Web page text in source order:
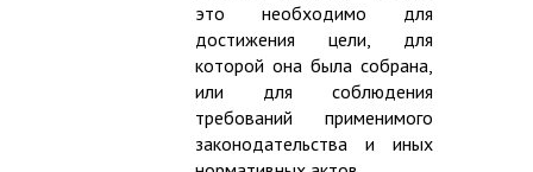
это необходимо для
достижения цели, для
которой она была собрана,
или для соблюдения
требований применимого
законодательства и иных